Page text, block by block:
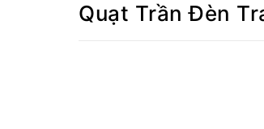
Quạt Trần Đèn